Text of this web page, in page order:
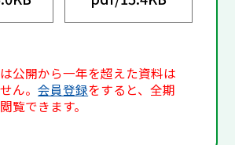
公開から一年を超えた資料は
ん。会員登録をすると、全期
覧できます。